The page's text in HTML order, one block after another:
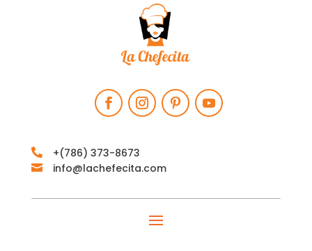
 +‪(786) 373-8673‬
 info@lachefecita.com